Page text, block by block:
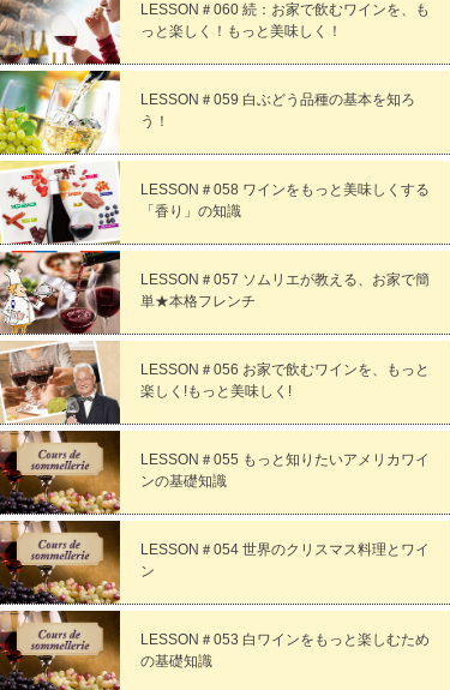
LESSON＃060 続：お家で飲むワインを、も
っと楽しく！もっと美味しく！
LESSON＃059 白ぶどう品種の基本を知ろ
う！
LESSON＃058 ワインをもっと美味しくする
「香り」の知識
LESSON＃057 ソムリエが教える、お家で簡
単★本格フレンチ
LESSON＃056 お家で飲むワインを、もっと
楽しく!もっと美味しく!
LESSON＃055 もっと知りたいアメリカワイ
ンの基礎知識
LESSON＃054 世界のクリスマス料理とワイ
ン
LESSON＃053 白ワインをもっと楽しむため
の基礎知識